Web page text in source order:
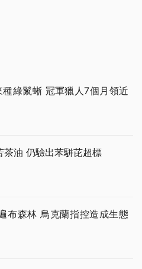
綠鬣蜥 冠軍獵人7個月領近
茶油 仍驗出苯駢芘超標
布森林 烏克蘭指控造成生態